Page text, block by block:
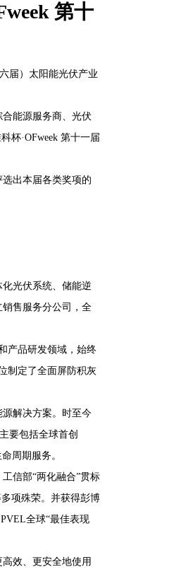
第十
届）太阳能光伏产业
能源服务商、光伏
杯·OFweek 第十一届
出本届各类奖项的
光伏系统、储能逆
售服务分公司，全
产品研发领域，始终
制定了全面屏防积灰
解决方案。时至今
要包括全球首创
周期服务。
信部“两化融合”贯标
项殊荣。并获得彭博
全球“最佳表现
效、更安全地使用